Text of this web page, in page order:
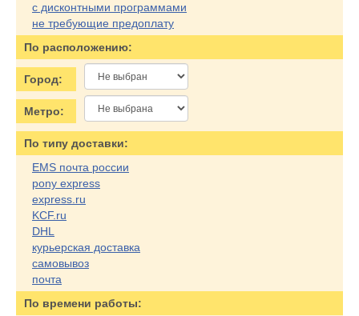
с дисконтными программами
не требующие предоплату
По расположению:
Город:
Метро:
По типу доставки:
EMS почта россии
pony express
express.ru
KCF.ru
DHL
курьерская доставка
самовывоз
почта
По времени работы: